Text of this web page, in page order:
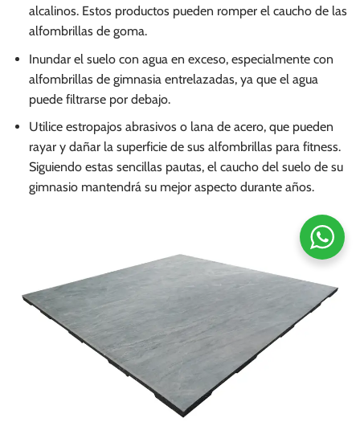
alcalinos. Estos productos pueden romper el caucho de las
alfombrillas de goma.
Inundar el suelo con agua en exceso, especialmente con
alfombrillas de gimnasia entrelazadas, ya que el agua
puede filtrarse por debajo.
Utilice estropajos abrasivos o lana de acero, que pueden
rayar y dañar la superficie de sus alfombrillas para fitness.
Siguiendo estas sencillas pautas, el caucho del suelo de su
gimnasio mantendrá su mejor aspecto durante años.